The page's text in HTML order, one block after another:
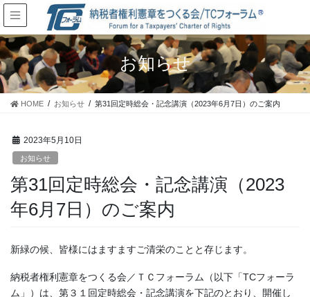
お知らせ
HOME お知らせ 第31回定時総会・記念講演（2023年6月7日）のご案内
2023年5月10日
お知らせ
第31回定時総会・記念講演（2023
年6月7日）のご案内
新緑の候、皆様にはますますご清栄のことと存じます。
納税者権利憲章をつくる会／ＴＣフォーラム（以下「TCフォーラ
ム」）は、第３１回定時総会・記念講演を下記のとおり、開催し